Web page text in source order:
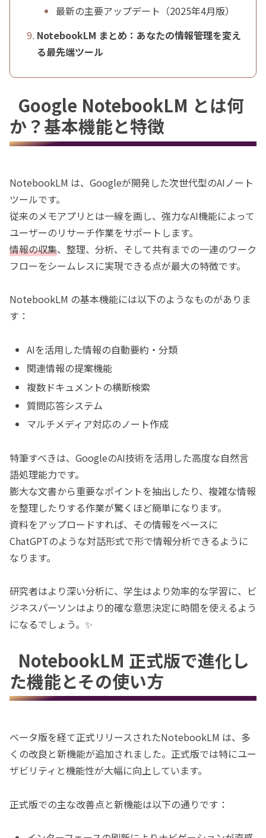
最新の主要アップデート（2025年4月版）
NotebookLM まとめ：あなたの情報管理を変え
る最先端ツール
Google NotebookLM とは何
か？基本機能と特徴
NotebookLM は、Googleが開発した次世代型のAIノート
ツールです。
従来のメモアプリとは一線を画し、強力なAI機能によって
ユーザーのリサーチ作業をサポートします。
情報の収集、整理、分析、そして共有までの一連のワーク
フローをシームレスに実現できる点が最大の特徴です。
NotebookLM の基本機能には以下のようなものがありま
す：
AIを活用した情報の自動要約・分類
関連情報の提案機能
複数ドキュメントの横断検索
質問応答システム
マルチメディア対応のノート作成
特筆すべきは、GoogleのAI技術を活用した高度な自然言
語処理能力です。
膨大な文書から重要なポイントを抽出したり、複雑な情報
を整理したりする作業が驚くほど簡単になります。
資料をアップロードすれば、その情報をベースに
ChatGPTのような対話形式で形で情報分析できるように
なります。
研究者はより深い分析に、学生はより効率的な学習に、ビ
ジネスパーソンはより的確な意思決定に時間を使えるよう
になるでしょう。✨
NotebookLM 正式版で進化し
た機能とその使い方
ベータ版を経て正式リリースされたNotebookLM は、多
くの改良と新機能が追加されました。正式版では特にユー
ザビリティと機能性が大幅に向上しています。
正式版での主な改善点と新機能は以下の通りです：